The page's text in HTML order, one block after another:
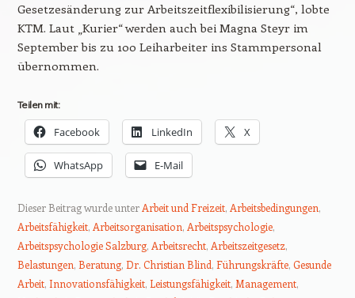
Gesetzesänderung zur Arbeitszeitflexibilisierung“, lobte
KTM. Laut „Kurier“ werden auch bei Magna Steyr im
September bis zu 100 Leiharbeiter ins Stammpersonal
übernommen.
Teilen mit:
Facebook LinkedIn X
WhatsApp E-Mail
Dieser Beitrag wurde unter Arbeit und Freizeit, Arbeitsbedingungen,
Arbeitsfähigkeit, Arbeitsorganisation, Arbeitspsychologie,
Arbeitspsychologie Salzburg, Arbeitsrecht, Arbeitszeitgesetz,
Belastungen, Beratung, Dr. Christian Blind, Führungskräfte, Gesunde
Arbeit, Innovationsfähigkeit, Leistungsfähigkeit, Management,